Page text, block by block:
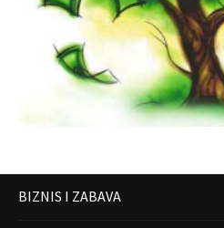
BIZNIS I ZABAVA